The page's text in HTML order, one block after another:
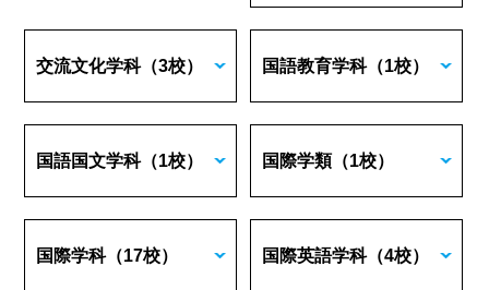
交流文化学科（3校） 国語教育学科（1校）
国語国文学科（1校） 国際学類（1校）
国際学科（17校） 国際英語学科（4校）